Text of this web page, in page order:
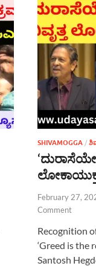
SHIVAMOGGA /
‘ದುರಾಸೆಯೇ
February 27,
Comment
Recognition
‘Greed is the
Santosh